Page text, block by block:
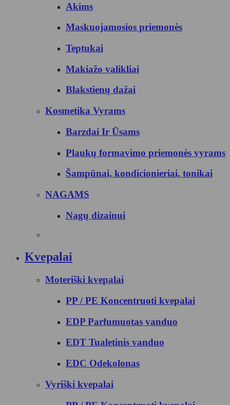
Akims
Maskuojamosios priemonės
Teptukai
Makiažo valikliai
Blakstienų dažai
Kosmetika Vyrams
Barzdai Ir Ūsams
Plaukų formavimo priemonės vyrams
Šampūnai, kondicionieriai, tonikai
NAGAMS
Nagų dizainui
Kvepalai
Moteriški kvepalai
PP / PE Koncentruoti kvepalai
EDP Parfumuotas vanduo
EDT Tualetinis vanduo
EDC Odekolonas
Vyriški kvepalai